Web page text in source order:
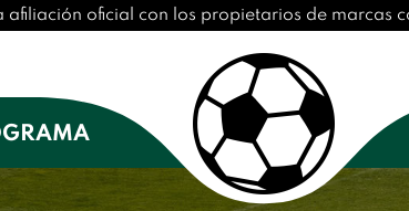
afiliación oficial con los propietarios de marcas